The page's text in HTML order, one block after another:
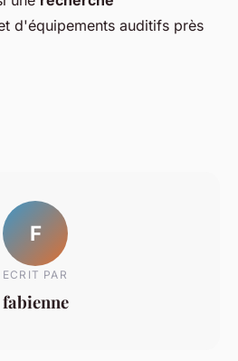
d'équipements auditifs près
F
ECRIT PAR
fabienne